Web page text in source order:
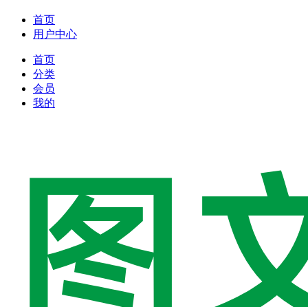
首页
用户中心
首页
分类
会员
我的